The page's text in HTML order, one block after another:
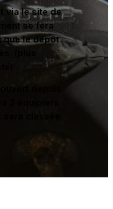
via le site de
se fera
que le dépôt
(plus
depuis
2 équipiers
classée